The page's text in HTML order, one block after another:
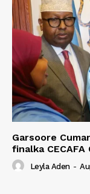
Garsoore
finalka CECAFA
Leyla Aden -